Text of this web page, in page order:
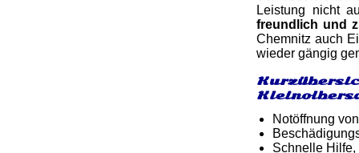
Leistung nicht
freundlich und
Chemnitz auch
wieder gängig
Notöffnung
Schnelle Hilfe,